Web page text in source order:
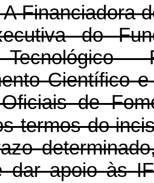
A Financiadora
do
-
Científico
de
termos do
dar apoio às